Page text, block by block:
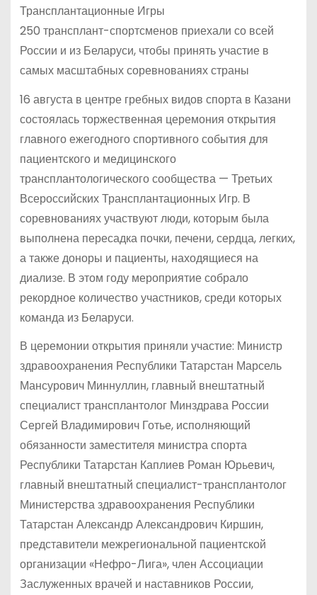
Трансплантационные Игры
250 трансплант-спортсменов приехали со всей
России и из Беларуси, чтобы принять участие в
самых масштабных соревнованиях страны
16 августа в центре гребных видов спорта в Казани
состоялась торжественная церемония открытия
главного ежегодного спортивного события для
пациентского и медицинского
трансплантологического сообщества — Третьих
Всероссийских Трансплантационных Игр. В
соревнованиях участвуют люди, которым была
выполнена пересадка почки, печени, сердца, легких,
а также доноры и пациенты, находящиеся на
диализе. В этом году мероприятие собрало
рекордное количество участников, среди которых
команда из Беларуси.
В церемонии открытия приняли участие: Министр
здравоохранения Республики Татарстан Марсель
Мансурович Миннуллин, главный внештатный
специалист трансплантолог Минздрава России
Сергей Владимирович Готье, исполняющий
обязанности заместителя министра спорта
Республики Татарстан Каплиев Роман Юрьевич,
главный внештатный специалист-трансплантолог
Министерства здравоохранения Республики
Татарстан Александр Александрович Киршин,
представители межрегиональной пациентской
организации «Нефро-Лига», член Ассоциации
Заслуженных врачей и наставников России,